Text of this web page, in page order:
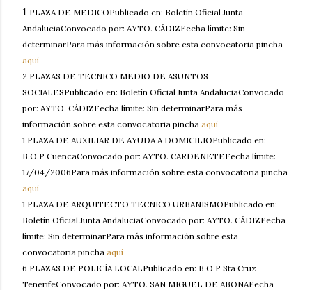
1 PLAZA DE MEDICOPublicado en: Boletín Oficial Junta
AndaluciaConvocado por: AYTO. CÁDIZFecha límite: Sin
determinarPara más información sobre esta convocatoria pincha
aquí
2 PLAZAS DE TECNICO MEDIO DE ASUNTOS
SOCIALESPublicado en: Boletín Oficial Junta AndaluciaConvocado
por: AYTO. CÁDIZFecha límite: Sin determinarPara más
información sobre esta convocatoria pincha aquí
1 PLAZA DE AUXILIAR DE AYUDA A DOMICILIOPublicado en:
B.O.P CuencaConvocado por: AYTO. CARDENETEFecha límite:
17/04/2006Para más información sobre esta convocatoria pincha
aquí
1 PLAZA DE ARQUITECTO TECNICO URBANISMOPublicado en:
Boletín Oficial Junta AndaluciaConvocado por: AYTO. CÁDIZFecha
límite: Sin determinarPara más información sobre esta
convocatoria pincha aquí
6 PLAZAS DE POLICÍA LOCALPublicado en: B.O.P Sta Cruz
TenerifeConvocado por: AYTO. SAN MIGUEL DE ABONAFecha